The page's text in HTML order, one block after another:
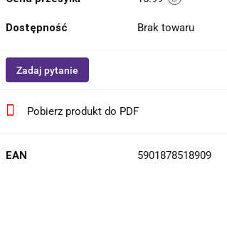
Dostępność Brak towaru
Zadaj pytanie
Pobierz produkt do PDF
EAN 5901878518909